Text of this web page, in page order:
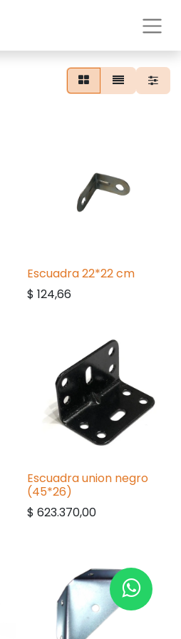
Escuadra 22*22 cm
$ 124,66
Escuadra union negro
(45*26)
$ 623.370,00